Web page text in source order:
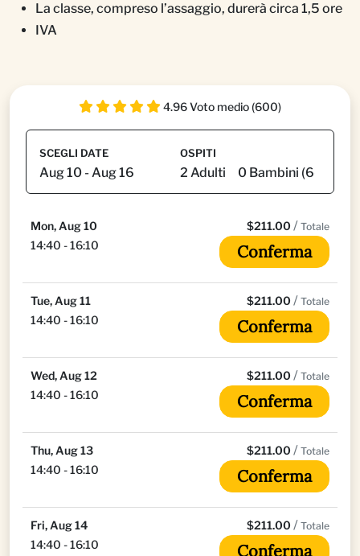
La classe, compreso l’assaggio, durerà circa 1,5 ore
IVA
4.96 Voto medio (600)
SCEGLI DATE OSPITI
Mon, Aug 10
14:40 - 16:10
$211.00 / Totale
Conferma
Tue, Aug 11
14:40 - 16:10
$211.00 / Totale
Conferma
Wed, Aug 12
14:40 - 16:10
$211.00 / Totale
Conferma
Thu, Aug 13
14:40 - 16:10
$211.00 / Totale
Conferma
Fri, Aug 14
14:40 - 16:10
$211.00 / Totale
Conferma